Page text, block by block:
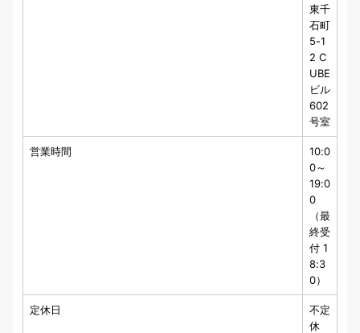
東千
石町
5-1
2 C
UBE
ビル
602
号室
営業時間
10:0
0～
19:0
0
（最
終受
付 1
8:3
0）
定休日
不定
休